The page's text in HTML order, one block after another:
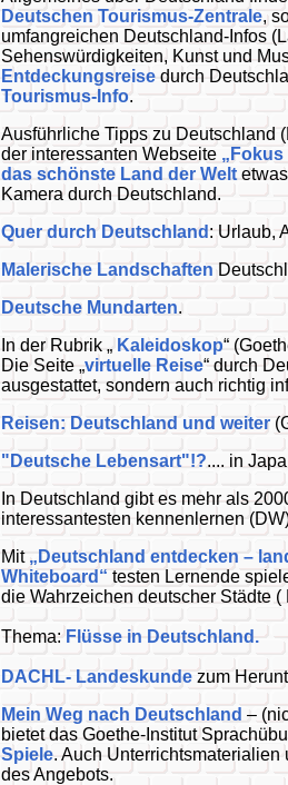
Deutschen Tourismus-Zentrale,
umfangreichen Deutschland-Infos
Sehenswürdigkeiten, Kunst und
Entdeckungsreise durch
Tourismus-Info.
Ausführliche Tipps zu Deutschland
der interessanten Webseite
das schönste Land der Weltetwas
Kamera durch Deutschland.
Quer durch Deutschland : Urlaub,
Malerische Landschaften
Deutsche Mundarten.
In der Rubrik „ Kaleidoskop“
Die Seite „virtuelle Reise“ durch
ausgestattet, sondern auch richtig
Reisen: Deutschland und weiter
"Deutsche Lebensart"!?.... in
In Deutschland gibt es mehr als
interessantesten kennenlernen
Mit „Deutschland entdecken –
Whiteboard“ testen Lernende
die Wahrzeichen deutscher Städte
Thema: Flüsse in Deutschland.
DACHL- Landeskunde zum
Mein Weg nach Deutschland –
bietet das Goethe-Institut
Spiele. Auch
des Angebots.